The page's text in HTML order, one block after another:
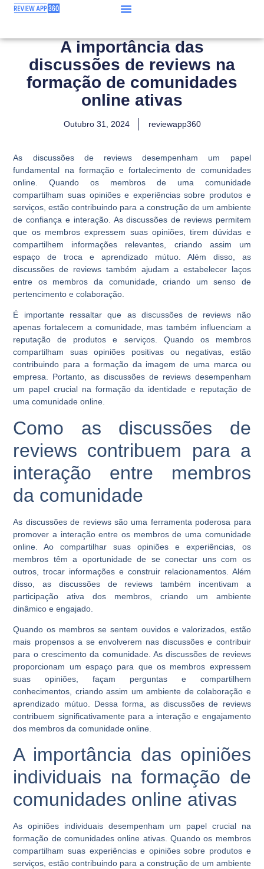
A importância das
discussões de reviews na
formação de comunidades
online ativas
Outubro 31, 2024 reviewapp360
As discussões de reviews desempenham um papel
fundamental na formação e fortalecimento de comunidades
online. Quando os membros de uma comunidade
compartilham suas opiniões e experiências sobre produtos e
serviços, estão contribuindo para a construção de um ambiente
de confiança e interação. As discussões de reviews permitem
que os membros expressem suas opiniões, tirem dúvidas e
compartilhem informações relevantes, criando assim um
espaço de troca e aprendizado mútuo. Além disso, as
discussões de reviews também ajudam a estabelecer laços
entre os membros da comunidade, criando um senso de
pertencimento e colaboração.
É importante ressaltar que as discussões de reviews não
apenas fortalecem a comunidade, mas também influenciam a
reputação de produtos e serviços. Quando os membros
compartilham suas opiniões positivas ou negativas, estão
contribuindo para a formação da imagem de uma marca ou
empresa. Portanto, as discussões de reviews desempenham
um papel crucial na formação da identidade e reputação de
uma comunidade online.
Como as discussões de
reviews contribuem para a
interação entre membros
da comunidade
As discussões de reviews são uma ferramenta poderosa para
promover a interação entre os membros de uma comunidade
online. Ao compartilhar suas opiniões e experiências, os
membros têm a oportunidade de se conectar uns com os
outros, trocar informações e construir relacionamentos. Além
disso, as discussões de reviews também incentivam a
participação ativa dos membros, criando um ambiente
dinâmico e engajado.
Quando os membros se sentem ouvidos e valorizados, estão
mais propensos a se envolverem nas discussões e contribuir
para o crescimento da comunidade. As discussões de reviews
proporcionam um espaço para que os membros expressem
suas opiniões, façam perguntas e compartilhem
conhecimentos, criando assim um ambiente de colaboração e
aprendizado mútuo. Dessa forma, as discussões de reviews
contribuem significativamente para a interação e engajamento
dos membros da comunidade online.
A importância das opiniões
individuais na formação de
comunidades online ativas
As opiniões individuais desempenham um papel crucial na
formação de comunidades online ativas. Quando os membros
compartilham suas experiências e opiniões sobre produtos e
serviços, estão contribuindo para a construção de um ambiente